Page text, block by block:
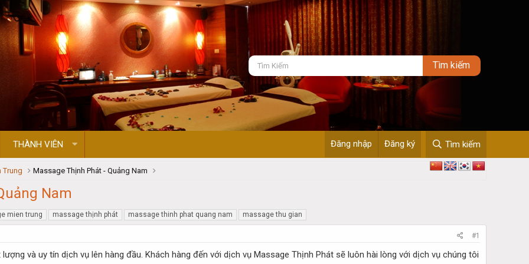
THÀNH VIÊN Đăng nhập Đăng ký Tìm kiếm
Trung Massage Thịnh Phát - Quảng Nam
Nam
mien trung massage thịnh phát massage thinh phat quang nam massage thu gian
#1
và uy tín dịch vụ lên hàng đầu. Khách hàng đến với dịch vụ Massage Thịnh Phát sẽ luôn hài lòng với dịch vụ chúng tôi